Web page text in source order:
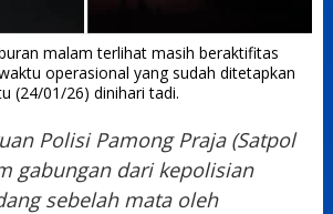
malam terlihat masih beraktifitas
operasional yang sudah ditetapkan
(24/01/26) dinihari tadi.
Polisi Pamong Praja (Satpol
gabungan dari kepolisian
sebelah mata oleh